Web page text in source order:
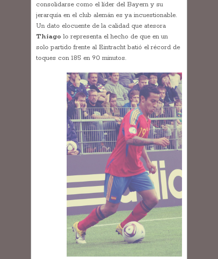
consolidarse como el líder del Bayern y su
jerarquía en el club alemán es ya incuestionable.
Un dato elocuente de la calidad que atesora
Thiagolo representa el hecho de que en un
solo partido frente al Eintracht batió el récord de
toques con 185 en 90 minutos.